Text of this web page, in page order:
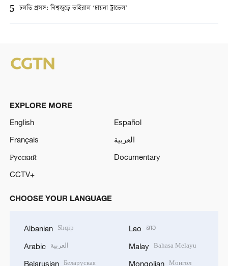
5 চলতি প্রসঙ্গ: বিশ্বজুড়ে ভাইরাল ‘চায়না ট্রাভেল’
EXPLORE MORE
English
Español
Français
العربية
Русский
Documentary
CCTV+
CHOOSE YOUR LANGUAGE
Albanian Shqip
Arabic العربية
Belarusian Беларуская
Lao ລາວ
Malay Bahasa Melayu
Mongolian Монгол